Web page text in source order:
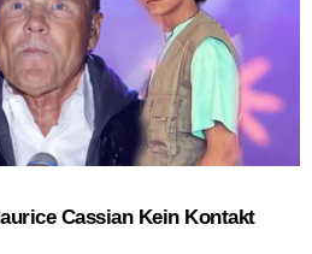
Cassian Kein Kontakt